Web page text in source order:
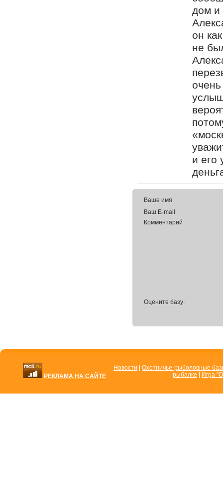
дом и
он
не
и его
Ваше имя
Ваш E-mail
Комментарий
Оцените базу:
РЕКЛАМА НА САЙТЕ
Новости
Охотничье-рыболовные
рыбалке
Игра